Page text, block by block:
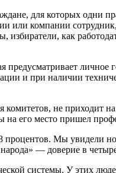
для которых
компании
избиратели, как
предусматривает
и при наличии
не приходит
на его место пришел
Мы увидели
— доверие в
системы. У этих